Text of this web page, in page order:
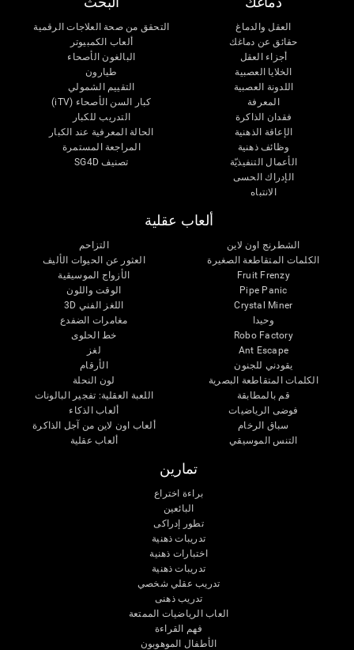
العقل والدماغ
حقائق عن دماغك
أجزاء العقل
الخلايا العصبية
اللدونة العصبية
المعرفة
فقدان الذاكرة
الإعاقة الذهنية
وظائف ذهنية
الأعمال التنفيذيّة
الإدراك الحسى
الانتباه
التحقق من صحة العلاجات الرقمية
ألعاب الكمبيوتر
البالغون الأصحاء
طيارون
التقييم الشمولي
كبار السن الأصحاء (iTV)
التدريب للكبار
الحالة المعرفية عند الكبار
المراجعة المستمرة
تصنيف SG4D
ألعاب عقلية
الشطرنج اون لاين
الكلمات المتقاطعة الصغيرة
Fruit Frenzy
Pipe Panic
Crystal Miner
وحيدا
Robo Factory
Ant Escape
يقودني للجنون
الكلمات المتقاطعة البصرية
قم بالمطابقة
فوضى الرياضيات
سباق الرخام
التنس الموسيقي
التزاحم
العثور عن الحيوات الأليف
الأزواج الموسيقية
الوقت واللون
اللغز الفني 3D
مغامرات الضفدع
خط الحلوى
لغز
الأرقام
لون النحلة
اللعبة العقلية: تفجير البالونات
ألعاب الذكاء
ألعاب اون لاين من آجل الذاكرة
ألعاب عقلية
تمارين
براءة اختراع
البائعين
تطور إدراكى
تدريبات ذهنية
اختبارات ذهنية
تدريبات ذهنية
تدريب عقلي شخصي
تدريب ذهنى
العاب الرياضيات الممتعة
فهم القراءة
الأطفال الموهوبون